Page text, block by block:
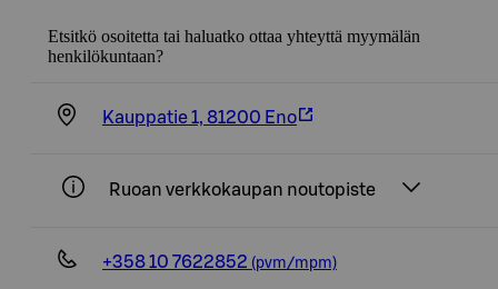
Etsitkö osoitetta tai haluatko ottaa yhteyttä myymälän
henkilökuntaan?
Kauppatie 1, 81200 Eno
Ruoan verkkokaupan noutopiste
+358 10 7622852 (pvm/mpm)